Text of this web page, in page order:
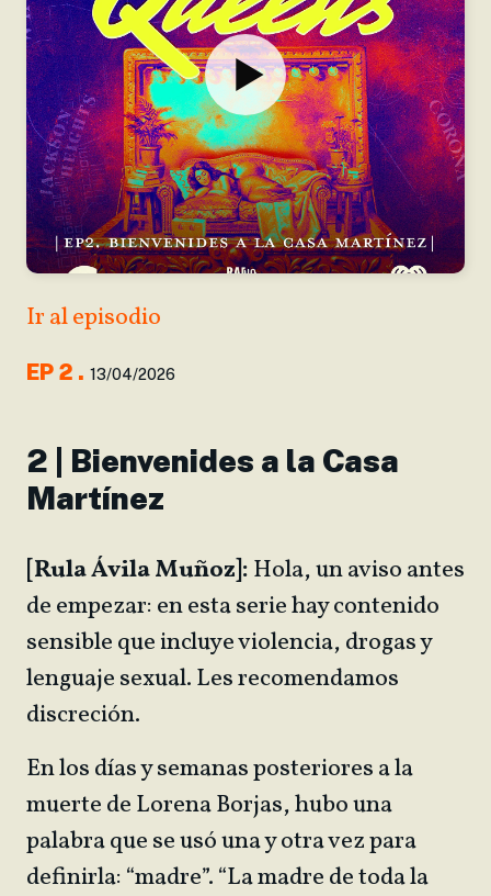
Ir al episodio
EP 2 . 13/04/2026
2 | Bienvenides a la Casa
Martínez
[Rula Ávila Muñoz]:Hola, un aviso antes
de empezar: en esta serie hay contenido
sensible que incluye violencia, drogas y
lenguaje sexual. Les recomendamos
discreción.
En los días y semanas posteriores a la
muerte de Lorena Borjas, hubo una
palabra que se usó una y otra vez para
definirla: “madre”. “La madre de toda la